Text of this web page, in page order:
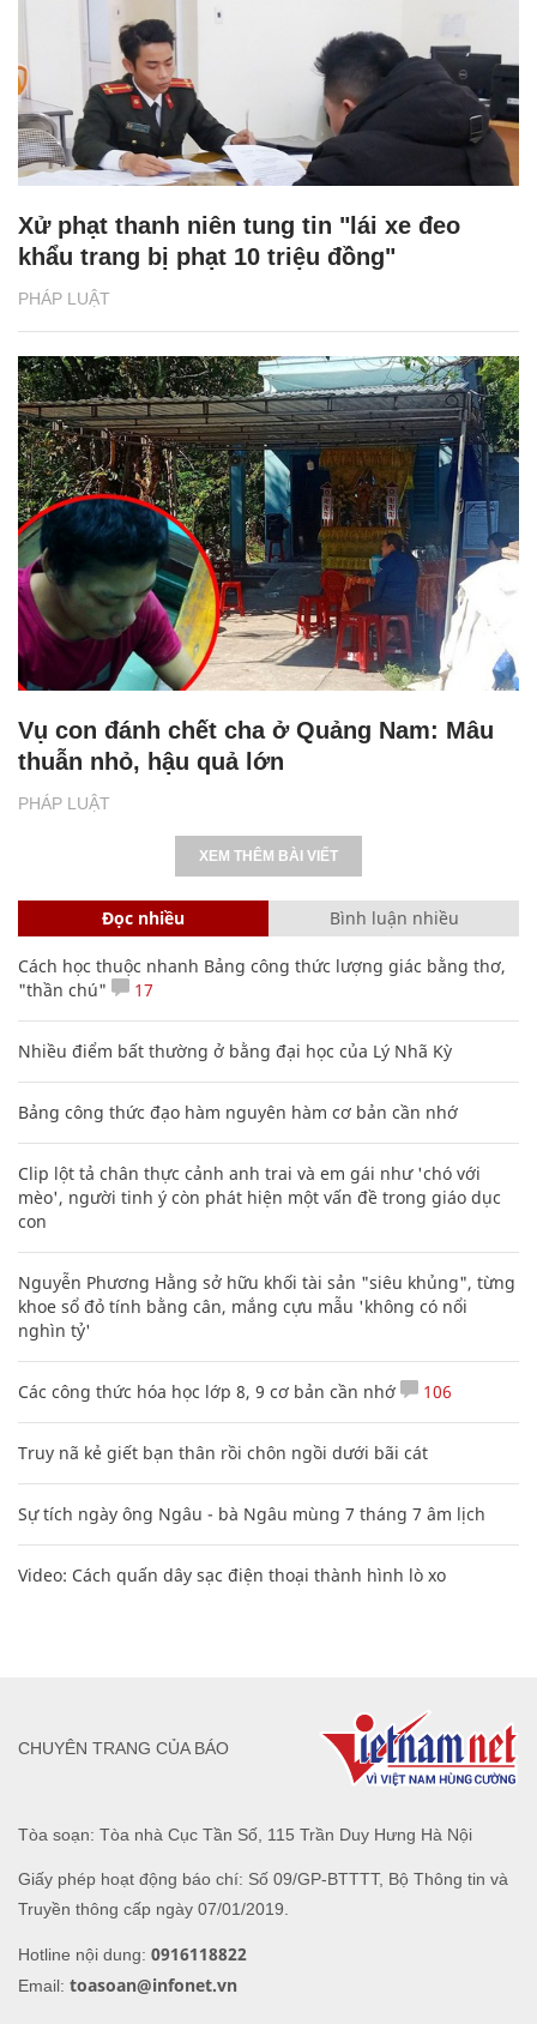
PHÁP LUẬT
Xử phạt thanh niên tung tin "lái xe đeo
khẩu trang bị phạt 10 triệu đồng"
PHÁP LUẬT
Vụ con đánh chết cha ở Quảng Nam: Mâu
thuẫn nhỏ, hậu quả lớn
XEM THÊM BÀI VIẾT
Đọc nhiều Bình luận nhiều
Cách học thuộc nhanh Bảng công thức lượng giác bằng thơ,
"thần chú"
17
Nhiều điểm bất thường ở bằng đại học của Lý Nhã Kỳ
Bảng công thức đạo hàm nguyên hàm cơ bản cần nhớ
Clip lột tả chân thực cảnh anh trai và em gái như 'chó với
mèo', người tinh ý còn phát hiện một vấn đề trong giáo dục
con
Nguyễn Phương Hằng sở hữu khối tài sản "siêu khủng", từng
khoe sổ đỏ tính bằng cân, mắng cựu mẫu 'không có nổi
nghìn tỷ'
Các công thức hóa học lớp 8, 9 cơ bản cần nhớ 106
Truy nã kẻ giết bạn thân rồi chôn ngồi dưới bãi cát
Sự tích ngày ông Ngâu - bà Ngâu mùng 7 tháng 7 âm lịch
Video: Cách quấn dây sạc điện thoại thành hình lò xo
Tòa soạn: Tòa nhà Cục Tần Số, 115 Trần Duy Hưng Hà Nội
Giấy phép hoạt động báo chí: Số 09/GP-BTTTT, Bộ Thông tin và
Truyền thông cấp ngày 07/01/2019.
Hotline nội dung: 0916118822
Email: toasoan@infonet.vn
CHUYÊN TRANG CỦA BÁO